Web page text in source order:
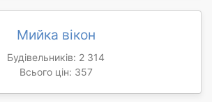
Мийка вікон
Будівельників: 2 314
Всього цін: 357